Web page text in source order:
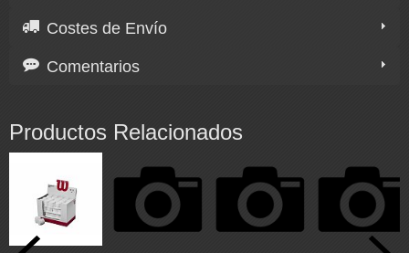
Costes de Envío
Comentarios
Productos Relacionados